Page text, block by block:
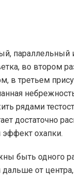
во втором
в третьем
рядами
достаточно
охапки.
быть одного
от